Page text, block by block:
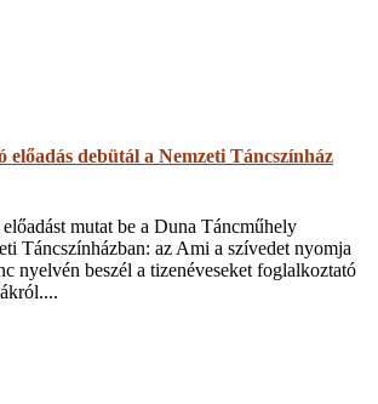
előadás debütál a Nemzeti Táncszínház
mutat be a Duna Táncműhely
Táncszínházban: az Ami a szívedet nyomja
nyelvén beszél a tizenéveseket foglalkoztató